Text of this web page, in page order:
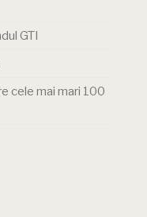
GTI
cele mai mari 100